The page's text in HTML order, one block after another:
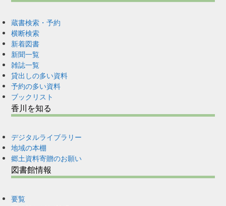
蔵書検索・予約
横断検索
新着図書
新聞一覧
雑誌一覧
貸出しの多い資料
予約の多い資料
ブックリスト
香川を知る
デジタルライブラリー
地域の本棚
郷土資料寄贈のお願い
図書館情報
要覧